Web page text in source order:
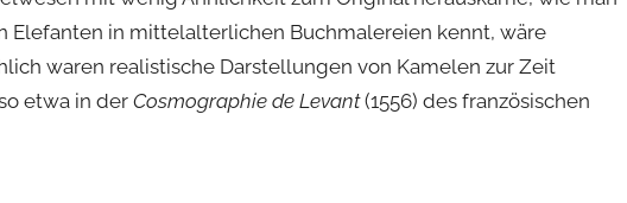
Elefanten in mittelalterlichen Buchmalereien kennt, wäre
waren realistische Darstellungen von Kamelen zur Zeit
etwa in der Cosmographie de Levant(1556) des französischen